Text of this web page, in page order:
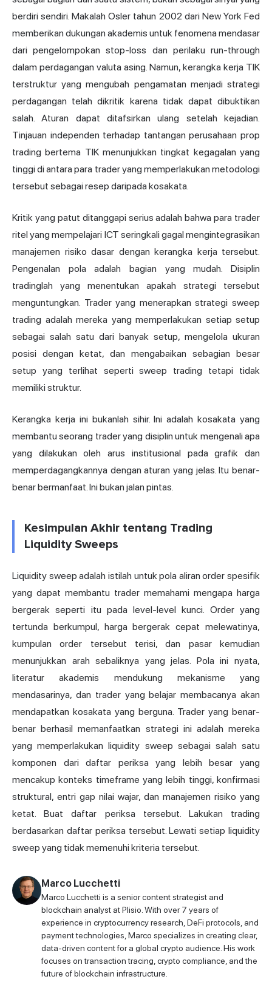
berdiri sendiri. Makalah Osler tahun 2002 dari New York Fed
memberikan dukungan akademis untuk fenomena mendasar
dari pengelompokan stop-loss dan perilaku run-through
dalam perdagangan valuta asing. Namun, kerangka kerja TIK
terstruktur yang mengubah pengamatan menjadi strategi
perdagangan telah dikritik karena tidak dapat dibuktikan
salah. Aturan dapat ditafsirkan ulang setelah kejadian.
Tinjauan independen terhadap tantangan perusahaan prop
trading bertema TIK menunjukkan tingkat kegagalan yang
tinggi di antara para trader yang memperlakukan metodologi
tersebut sebagai resep daripada kosakata.
Kritik yang patut ditanggapi serius adalah bahwa para trader
ritel yang mempelajari ICT seringkali gagal mengintegrasikan
manajemen risiko dasar dengan kerangka kerja tersebut.
Pengenalan pola adalah bagian yang mudah. Disiplin
tradinglah yang menentukan apakah strategi tersebut
menguntungkan. Trader yang menerapkan strategi sweep
trading adalah mereka yang memperlakukan setiap setup
sebagai salah satu dari banyak setup, mengelola ukuran
posisi dengan ketat, dan mengabaikan sebagian besar
setup yang terlihat seperti sweep trading tetapi tidak
memiliki struktur.
Kerangka kerja ini bukanlah sihir. Ini adalah kosakata yang
membantu seorang trader yang disiplin untuk mengenali apa
yang dilakukan oleh arus institusional pada grafik dan
memperdagangkannya dengan aturan yang jelas. Itu benar-
benar bermanfaat. Ini bukan jalan pintas.
Kesimpulan Akhir tentang Trading
Liquidity Sweeps
Liquidity sweep adalah istilah untuk pola aliran order spesifik
yang dapat membantu trader memahami mengapa harga
bergerak seperti itu pada level-level kunci. Order yang
tertunda berkumpul, harga bergerak cepat melewatinya,
kumpulan order tersebut terisi, dan pasar kemudian
menunjukkan arah sebaliknya yang jelas. Pola ini nyata,
literatur akademis mendukung mekanisme yang
mendasarinya, dan trader yang belajar membacanya akan
mendapatkan kosakata yang berguna. Trader yang benar-
benar berhasil memanfaatkan strategi ini adalah mereka
yang memperlakukan liquidity sweep sebagai salah satu
komponen dari daftar periksa yang lebih besar yang
mencakup konteks timeframe yang lebih tinggi, konfirmasi
struktural, entri gap nilai wajar, dan manajemen risiko yang
ketat. Buat daftar periksa tersebut. Lakukan trading
berdasarkan daftar periksa tersebut. Lewati setiap liquidity
sweep yang tidak memenuhi kriteria tersebut.
Marco Lucchetti
Marco Lucchetti is a senior content strategist and
blockchain analyst at Plisio. With over 7 years of
experience in cryptocurrency research, DeFi protocols, and
payment technologies, Marco specializes in creating clear,
data-driven content for a global crypto audience. His work
focuses on transaction tracing, crypto compliance, and the
future of blockchain infrastructure.